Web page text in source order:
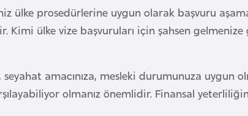
ülke prosedürlerine uygun olarak başvuru
ülke vize başvuruları için şahsen
amacınıza, mesleki durumunuza uygun
olmanız önemlidir. Finansal